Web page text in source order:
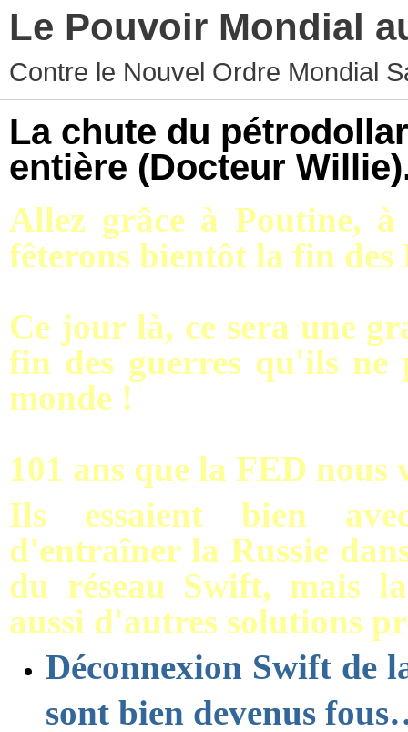
Le Pouvoir Mondial
Contre le Nouvel Ordre Mondial
La chute du
entière (Docteur
Allez grâce à Poutine,
fêterons bientôt la fin
Ce jour là, ce sera une
fin des guerres qu'ils
monde !
101 ans que la FED nous
Ils essaient bien
d'entraîner la Russie
du réseau Swift, mais
aussi d'autres solutions
Déconnexion Swift de
sont bien devenus